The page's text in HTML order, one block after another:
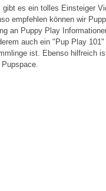
gibt es ein tolles Einsteiger
empfehlen können wir
an Puppy Play
auch ein "Pup Play
ist. Ebenso hilfreich
Pupspace.